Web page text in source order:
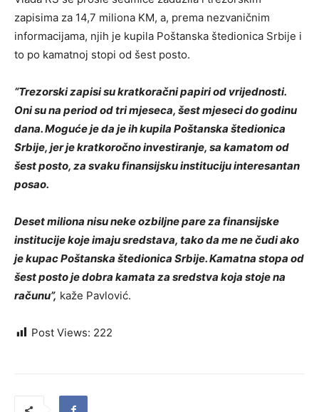
zapisima za 14,7 miliona KM, a, prema nezvaničnim
informacijama, njih je kupila Poštanska štedionica Srbije i
to po kamatnoj stopi od šest posto.
“Trezorski zapisi su kratkoračni papiri od vrijednosti.
Oni su na period od tri mjeseca, šest mjeseci do godinu
dana. Moguće je da je ih kupila Poštanska štedionica
Srbije, jer je kratkoročno investiranje, sa kamatom od
šest posto, za svaku finansijsku instituciju interesantan
posao.
Deset miliona nisu neke ozbiljne pare za finansijske
institucije koje imaju sredstava, tako da me ne čudi ako
je kupac Poštanska štedionica Srbije. Kamatna stopa od
šest posto je dobra kamata za sredstva koja stoje na
računu”, kaže Pavlović.
Post Views: 222